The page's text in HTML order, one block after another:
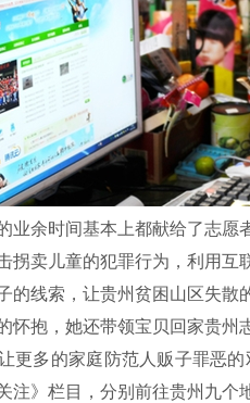
业余时间基本上都献给了志愿
拐卖儿童的犯罪行为，利用
的线索，让贵州贫困山区失
怀抱，她还带领宝贝回家贵州
更多的家庭防范人贩子罪恶
注》栏目，分别前往贵州九